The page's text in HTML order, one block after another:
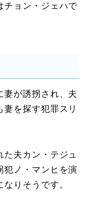
チョン・ジェハで
妻が誘拐され、夫
を探す犯罪スリ
た夫カン・テジュ
犯ノ・マンヒを演
りそうです。